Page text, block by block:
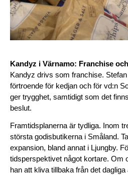
Kandyz i Värnamo: Franchise
Kandyz drivs som franchise.
förtroende för kedjan och för vd:n
ger trygghet, samtidigt som det
beslut.
Framtidsplanerna är tydliga. Inom
största godisbutikerna i Småland.
expansion, bland annat i Ljungby.
tidsperspektivet något kortare. Om
han att kliva tillbaka från det